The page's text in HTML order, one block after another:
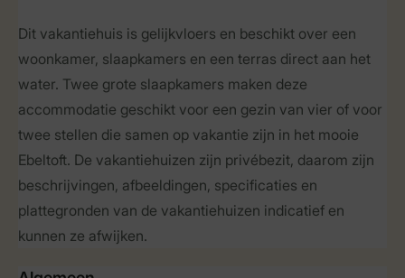
Dit vakantiehuis is gelijkvloers en beschikt over een
woonkamer, slaapkamers en een terras direct aan het
water. Twee grote slaapkamers maken deze
accommodatie geschikt voor een gezin van vier of voor
twee stellen die samen op vakantie zijn in het mooie
Ebeltoft. De vakantiehuizen zijn privébezit, daarom zijn
beschrijvingen, afbeeldingen, specificaties en
plattegronden van de vakantiehuizen indicatief en
kunnen ze afwijken.